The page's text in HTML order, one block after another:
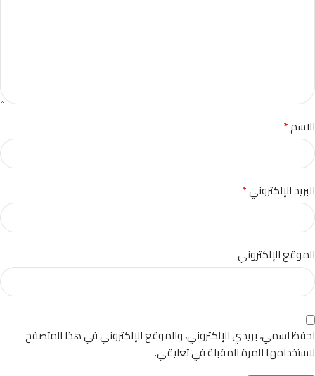
الاسم*
البريد الإلكتروني*
الموقع الإلكتروني
احفظ اسمي، بريدي الإلكتروني، والموقع الإلكتروني في هذا المتصفح
لاستخدامها المرة المقبلة في تعليقي.